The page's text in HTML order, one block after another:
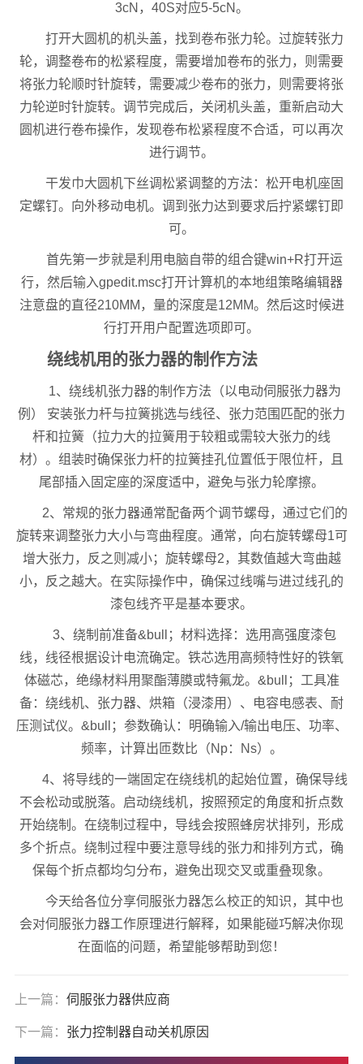
3cN，40S对应5-5cN。
打开大圆机的机头盖，找到卷布张力轮。过旋转张力
轮，调整卷布的松紧程度，需要增加卷布的张力，则需要
将张力轮顺时针旋转，需要减少卷布的张力，则需要将张
力轮逆时针旋转。调节完成后，关闭机头盖，重新启动大
圆机进行卷布操作，发现卷布松紧程度不合适，可以再次
进行调节。
干发巾大圆机下丝调松紧调整的方法：松开电机座固
定螺钉。向外移动电机。调到张力达到要求后拧紧螺钉即
可。
首先第一步就是利用电脑自带的组合键win+R打开运
行，然后输入gpedit.msc打开计算机的本地组策略编辑器
注意盘的直径210MM，量的深度是12MM。然后这时候进
行打开用户配置选项即可。
绕线机用的张力器的制作方法
1、绕线机张力器的制作方法（以电动伺服张力器为
例） 安装张力杆与拉簧挑选与线径、张力范围匹配的张力
杆和拉簧（拉力大的拉簧用于较粗或需较大张力的线
材）。组装时确保张力杆的拉簧挂孔位置低于限位杆，且
尾部插入固定座的深度适中，避免与张力轮摩擦。
2、常规的张力器通常配备两个调节螺母，通过它们的
旋转来调整张力大小与弯曲程度。通常，向右旋转螺母1可
增大张力，反之则减小；旋转螺母2，其数值越大弯曲越
小，反之越大。在实际操作中，确保过线嘴与进过线孔的
漆包线齐平是基本要求。
3、绕制前准备&bull；材料选择：选用高强度漆包
线，线径根据设计电流确定。铁芯选用高频特性好的铁氧
体磁芯，绝缘材料用聚酯薄膜或特氟龙。&bull；工具准
备：绕线机、张力器、烘箱（浸漆用）、电容电感表、耐
压测试仪。&bull；参数确认：明确输入/输出电压、功率、
频率，计算出匝数比（Np：Ns）。
4、将导线的一端固定在绕线机的起始位置，确保导线
不会松动或脱落。启动绕线机，按照预定的角度和折点数
开始绕制。在绕制过程中，导线会按照蜂房状排列，形成
多个折点。绕制过程中要注意导线的张力和排列方式，确
保每个折点都均匀分布，避免出现交叉或重叠现象。
今天给各位分享伺服张力器怎么校正的知识，其中也
会对伺服张力器工作原理进行解释，如果能碰巧解决你现
在面临的问题，希望能够帮助到您！
上一篇： 伺服张力器供应商
下一篇： 张力控制器自动关机原因